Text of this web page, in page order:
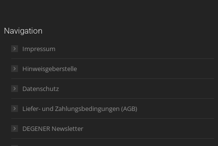
Navigation
Impressum
Hinweisgeberstelle
Datenschutz
Liefer- und Zahlungsbedingungen (AGB)
DEGENER Newsletter